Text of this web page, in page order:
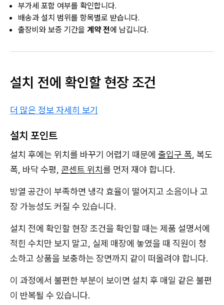
부가세 포함 여부를 확인합니다.
배송과 설치 범위를 항목별로 받습니다.
출장비와 보증 기간을 계약 전에 남깁니다.
설치 전에 확인할 현장 조건
더 많은 정보 자세히 보기
설치 포인트
설치 후에는 위치를 바꾸기 어렵기 때문에 출입구 폭, 복도
폭, 바닥 수평, 콘센트 위치를 먼저 재야 합니다.
방열 공간이 부족하면 냉각 효율이 떨어지고 소음이나 고
장 가능성도 커질 수 있습니다.
설치 전에 확인할 현장 조건을 확인할 때는 제품 설명서에
적힌 수치만 보지 말고, 실제 매장에 놓였을 때 직원이 청
소하고 상품을 보충하는 장면까지 같이 떠올려야 합니다.
이 과정에서 불편한 부분이 보이면 설치 후 매일 같은 불편
이 반복될 수 있습니다.